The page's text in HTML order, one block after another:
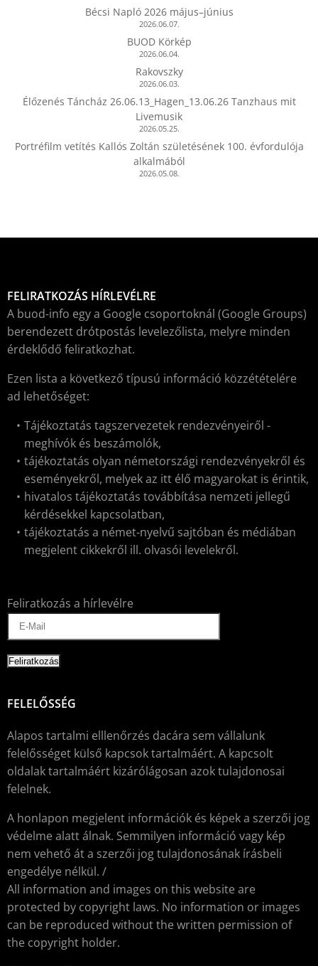
Bécsi Napló 2026 május–június
2026.06.07.
BUOD Körkép
2026.06.04.
Rakovszky
2026.06.03.
Élőzenés Táncház 26.06.13_Hagen_13.06.26 Tanzhaus mit
Livemusik
2026.05.25.
Portréfilm vetítés Kallós Zoltán születésének 100. évfordulója
alkalmából
2026.05.08.
FELIRATKOZÁS HÍRLEVÉLRE
A buod-info egy a Google csoportoknál (Google Groups)
berendezett drótpostás levelezőlista, melyre minden
érdeklődő feliratkozhat.
Ezen lista a következő típusú információ közzétételére
ad lehetőséget:
Tájékoztatás tagszervezetek rendezvényeiről -
meghívók és beszámolók,
tájékoztatás olyan németországi rendezvényekről és
eseményekről, melyek az itt élő magyarokat is érintik,
hivatalos tájékoztatás továbbítása nemzeti jellegű
kérdésekkel kapcsolatban,
tájékoztatás a német-nyelvű sajtóban és médiában
megjelent cikkekről ill. olvasói levelekről.
Feliratkozás a hírlevélre
FELELŐSSÉG
Alapos tartalmi elllenőrzés dacára sem vállalunk
felelősséget külső kapcsok tartalmáért. A kapcsolt
oldalak tartalmáért kizárólágosan azok tulajdonosai
felelnek.
A honlapon megjelent információk és képek a szerzői jog
védelme alatt álnak. Semmilyen információ vagy kép
nem vehető át a szerzői jog tulajdonosának írásbeli
engedélye nélkül. /
All information and images on this website are
protected by copyright laws. No information or images
can be reproduced without the written permission of
the copyright holder.